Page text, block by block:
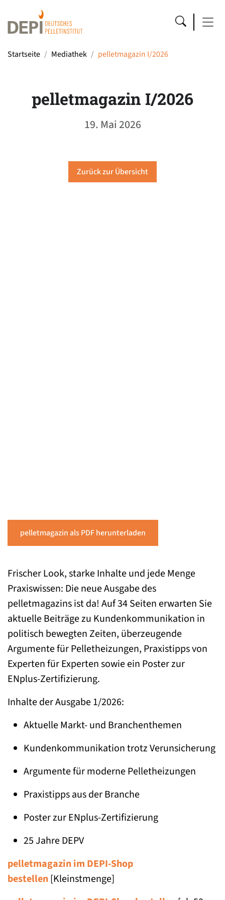
Startseite Mediathek pelletmagazin I/2026
pelletmagazin I/2026
19. Mai 2026
Zurück zur Übersicht
pelletmagazin als PDF herunterladen
Frischer Look, starke Inhalte und jede Menge
Praxiswissen: Die neue Ausgabe des
pelletmagazins ist da! Auf 34 Seiten erwarten Sie
aktuelle Beiträge zu Kundenkommunikation in
politisch bewegten Zeiten, überzeugende
Argumente für Pelletheizungen, Praxistipps von
Experten für Experten sowie ein Poster zur
ENplus-Zertifizierung.
Inhalte der Ausgabe 1/2026:
Aktuelle Markt- und Branchenthemen
Kundenkommunikation trotz Verunsicherung
Argumente für moderne Pelletheizungen
Praxistipps aus der Branche
Poster zur ENplus-Zertifizierung
25 Jahre DEPV
pelletmagazin im DEPI-Shop
bestellen[Kleinstmenge]